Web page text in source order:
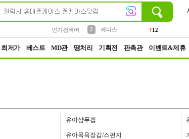
인기검색어
2
케이스
12
최저가 베스트 MD관 땡처리 기획전 판촉관 이벤트&제휴
유아샴푸캡
유아목욕장갑/스펀지